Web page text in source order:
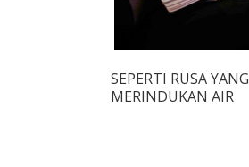
SEPERTI RUSA YANG
MERINDUKAN AIR